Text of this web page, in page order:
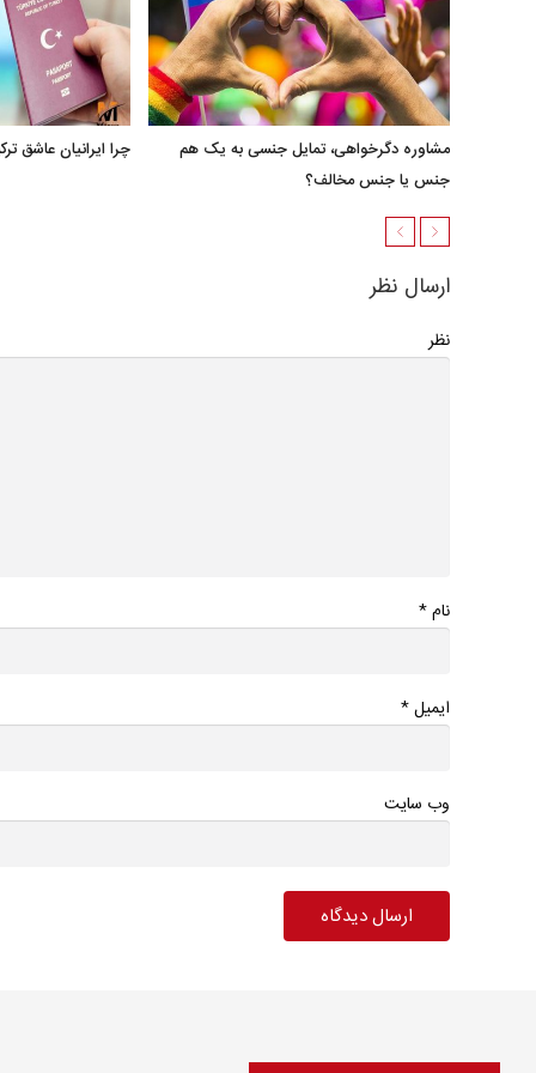
مشاوره دگرخواهی، تمایل جنسی به یک هم
جنس یا جنس مخالف؟
چرا ایرانیان عاشق
ارسال نظر
نظر
نام*
ایمیل*
وب سایت